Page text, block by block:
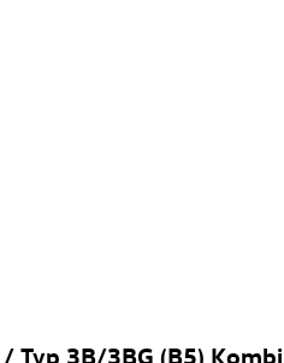
Typ 3B/3BG (B5) Kombi